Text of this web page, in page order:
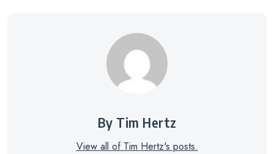
By Tim Hertz
View all of Tim Hertz's posts.